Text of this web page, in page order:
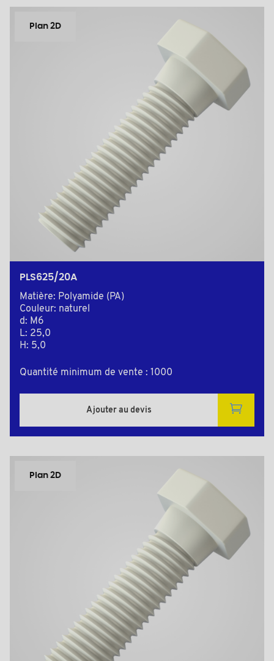
Plan 2D
PLS625/20A
Matière: Polyamide (PA)
Couleur: naturel
d: M6
L: 25,0
H: 5,0
Quantité minimum de vente : 1000
Ajouter au devis
Plan 2D